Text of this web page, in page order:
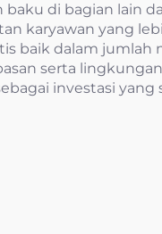
di bagian lain
karyawan yang
baik dalam jumlah
serta
investasi yang